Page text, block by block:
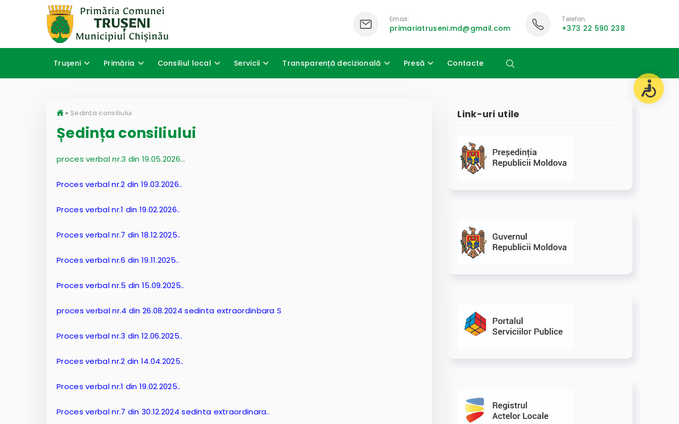
Email:
primariatruseni.md@gmail.com
Telefon:
+373 22 590 238
Trușeni Primăria Consiliul local Servicii Transparență decizională Presă Contacte
» Ședința consiliului
Ședința consiliului
proces verbal nr.3 din 19.05.2026…
Proces verbal nr.2 din 19.03.2026..
Proces verbal nr.1 din 19.02.2026..
Proces verbal nr.7 din 18.12.2025..
Proces verbal nr.6 din 19.11.2025..
Proces verbal nr.5 din 15.09.2025..
proces verbal nr.4 din 26.08.2024 sedinta extraordinbara S
Proces verbal nr.3 din 12.06.2025..
Proces verbal nr.2 din 14.04.2025..
Proces verbal nr.1 din 19.02.2025..
Proces verbal nr.7 din 30.12.2024 sedinta extraordinara..
Link-uri utile